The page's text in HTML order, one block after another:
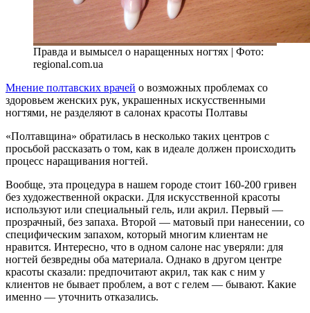
Правда и вымысел о наращенных ногтях | Фото:
regional.com.ua
Мнение полтавских врачей о возможных проблемах со
здоровьем женских рук, украшенных искусственными
ногтями, не разделяют в салонах красоты Полтавы
«Полтавщина» обратилась в несколько таких центров с
просьбой рассказать о том, как в идеале должен происходить
процесс наращивания ногтей.
Вообще, эта процедура в нашем городе стоит 160-200 гривен
без художественной окраски. Для искусственной красоты
используют или специальный гель, или акрил. Первый —
прозрачный, без запаха. Второй — матовый при нанесении, со
специфическим запахом, который многим клиентам не
нравится. Интересно, что в одном салоне нас уверяли: для
ногтей безвредны оба материала. Однако в другом центре
красоты сказали: предпочитают акрил, так как с ним у
клиентов не бывает проблем, а вот с гелем — бывают. Какие
именно — уточнить отказались.